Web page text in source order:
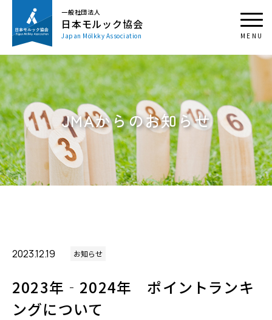
一般社団法人
日本モルック協会
Japan Mölkky Association
JMAからのお知らせ
2023.12.19 お知らせ
2023年‐2024年 ポイントランキ
ングについて